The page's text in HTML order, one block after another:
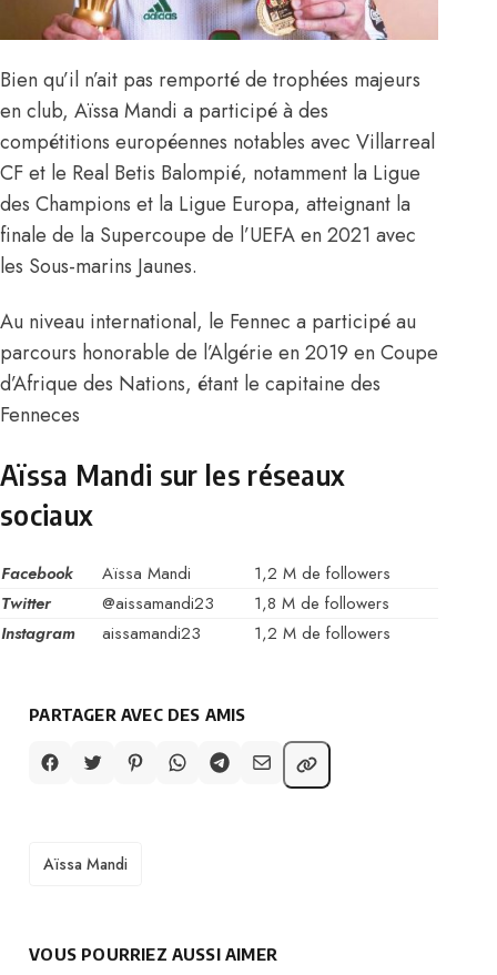
Bien qu’il n’ait pas remporté de trophées majeurs
en club, Aïssa Mandi a participé à des
compétitions européennes notables avec Villarreal
CF et le Real Betis Balompié, notamment la Ligue
des Champions et la Ligue Europa, atteignant la
finale de la Supercoupe de l’UEFA en 2021 avec
les Sous-marins Jaunes.
Au niveau international, le Fennec a participé au
parcours honorable de l’Algérie en 2019 en Coupe
d’Afrique des Nations, étant le capitaine des
Fenneces
Aïssa Mandi sur les réseaux
sociaux
Facebook Aïssa Mandi
1,2 M de followers
Twitter
@aissamandi23
1,8 M de followers
Instagram
aissamandi23 1,2 M de followers
PARTAGER AVEC DES AMIS
TAGS
Aïssa Mandi
VOUS POURRIEZ AUSSI AIMER